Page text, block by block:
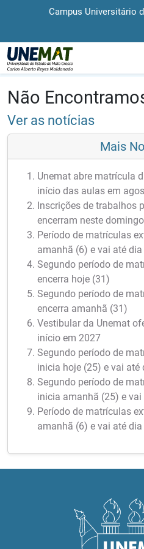
Campus Universitário
Página Inicial
Não
Ver as notícias
Mais
Unemat abre matrícula
início das aulas em
Inscrições de trabalhos
encerram neste
Período de matrículas
amanhã (6) e vai até dia
Segundo período de
encerra hoje (31)
Segundo período de
encerra amanhã (31)
Vestibular da Unemat
início em 2027
Segundo período de
inicia hoje (25) e vai até
Segundo período de
inicia amanhã (25) e
Período de matrículas
amanhã (6) e vai até